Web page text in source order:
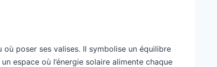
où poser ses valises. Il symbolise un équilibre
espace où l’énergie solaire alimente chaque